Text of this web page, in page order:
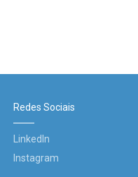
Redes Sociais
LinkedIn
Instagram